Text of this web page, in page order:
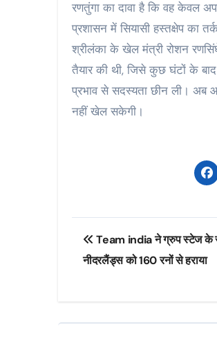
रणतुंगा का दावा है कि वह केवल
प्रशासन में सियासी हस्तक्षेप का
श्रीलंका के खेल मंत्री रोशन
तैयार की थी, जिसे कुछ घंटों के
प्रभाव से सदस्यता छीन ली। अब
नहीं खेल सकेगी।
Post
navigation
Team india ने ग्रुप स्टेज के
नीदरलैंड्स को 160 रनों से हराया